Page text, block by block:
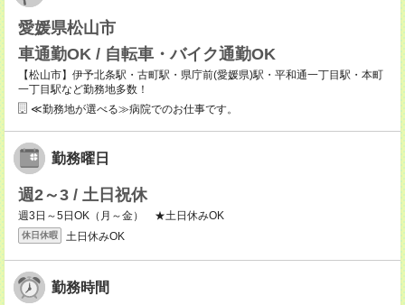
愛媛県松山市
車通勤OK / 自転車・バイク通勤OK
【松山市】伊予北条駅・古町駅・県庁前(愛媛県)駅・平和通一丁目駅・本町
一丁目駅など勤務地多数！
≪勤務地が選べる≫病院でのお仕事です。
勤務曜日
週2～3 / 土日祝休
週3日～5日OK（月～金） ★土日休みOK
休日休暇 土日休みOK
勤務時間